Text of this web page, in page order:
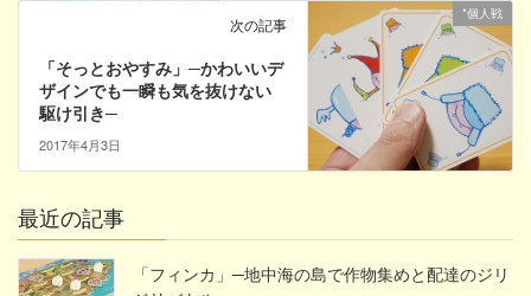
*個人戦
次の記事
「そっとおやすみ」─かわいいデ
ザインでも一瞬も気を抜けない
駆け引き─
2017年4月3日
最近の記事
「フィンカ」─地中海の島で作物集めと配達のジリ